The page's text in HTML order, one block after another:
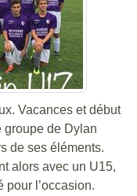
Vacances et début
groupe de Dylan
de ses éléments.
alors avec un U15,
pour l’occasion.